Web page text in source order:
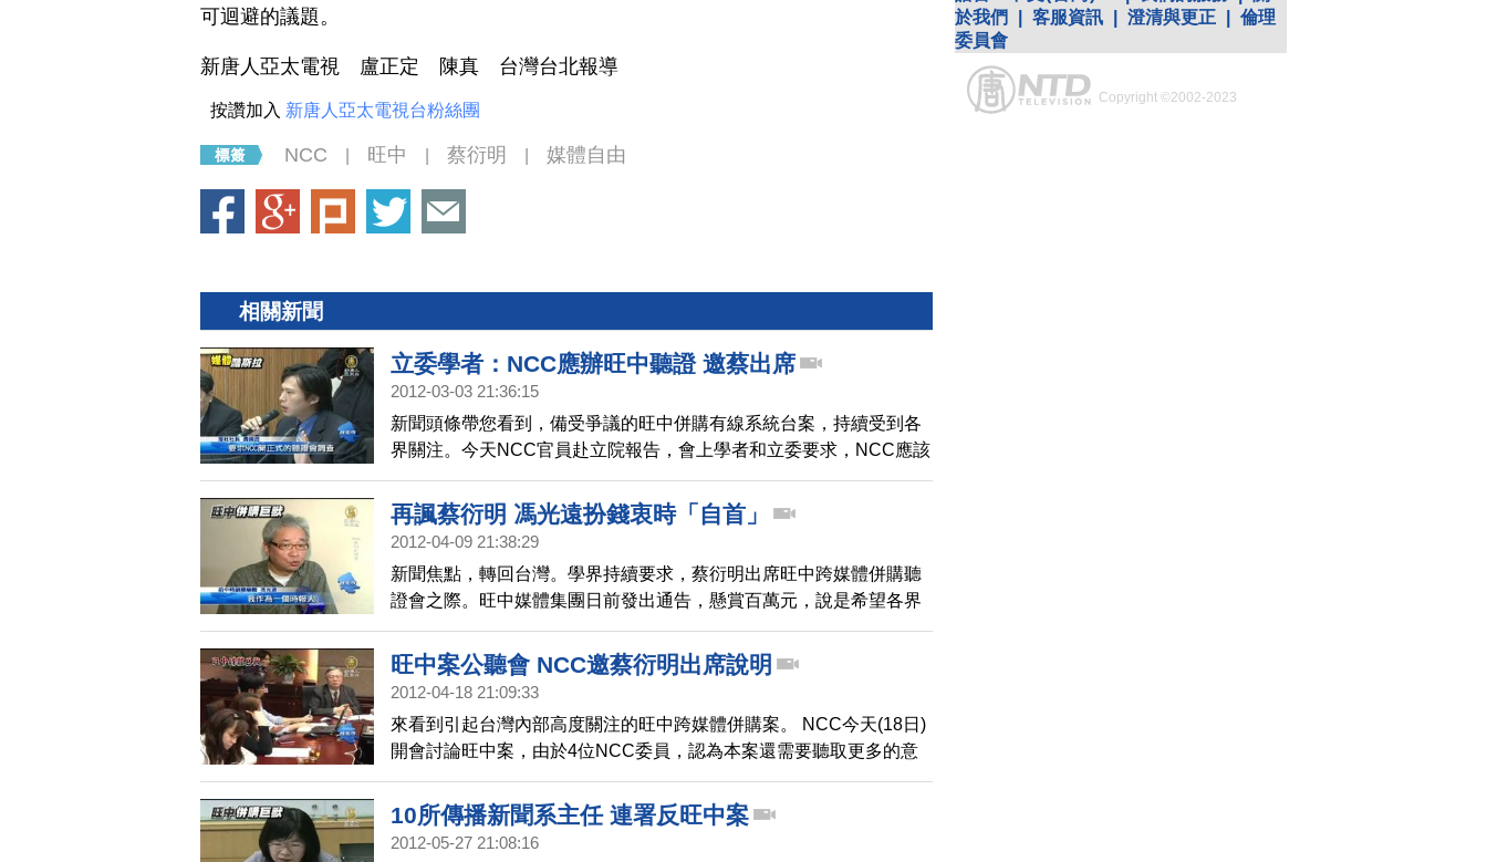
可迴避的議題。
新唐人亞太電視 盧正定 陳真 台灣台北報導
按讚加入 新唐人亞太電視台粉絲團
NCC 旺中 蔡衍明 媒體自由
相關新聞
立委學者：NCC應辦旺中聽證 邀蔡出席
2012-03-03 21:36:15
新聞頭條帶您看到，備受爭議的旺中併購有線系統台案，持續受到各
界關注。今天NCC官員赴立院報告，會上學者和立委要求，NCC應該
舉辦聽證會，邀集團總裁蔡衍明出席，並調查蔡衍明是否有濫用傳媒
公器，破壞專業自主。如果NCC繼續消極應付，他們將要求國會針對
NCC卸責失職，舉行國會聽證調查。
再諷蔡衍明 馮光遠扮錢衷時「自首」
2012-04-09 21:38:29
新聞焦點，轉回台灣。學界持續要求，蔡衍明出席旺中跨媒體併購聽
證會之際。旺中媒體集團日前發出通告，懸賞百萬元，說是希望各界
揪出批評旺中向中共靠攏的記者「錢衷時」。對此，前中時副總編輯
馮光遠在部落格上發文批評，還拿著「錢衷時」的牌子「自首」，嘲
諷蔡衍明。
旺中案公聽會 NCC邀蔡衍明出席說明
2012-04-18 21:09:33
來看到引起台灣內部高度關注的旺中跨媒體併購案。 NCC今天(18日)
開會討論旺中案，由於4位NCC委員，認為本案還需要聽取更多的意
見，因此決定，5月上旬左右，再召開公聽會，並邀請旺旺中時集團總
裁蔡衍明到會說明。
10所傳播新聞系主任 連署反旺中案
2012-05-27 21:08:16
於我們
客服資訊 澄清與更正
倫理
委員會
Copyright ©2002-2023